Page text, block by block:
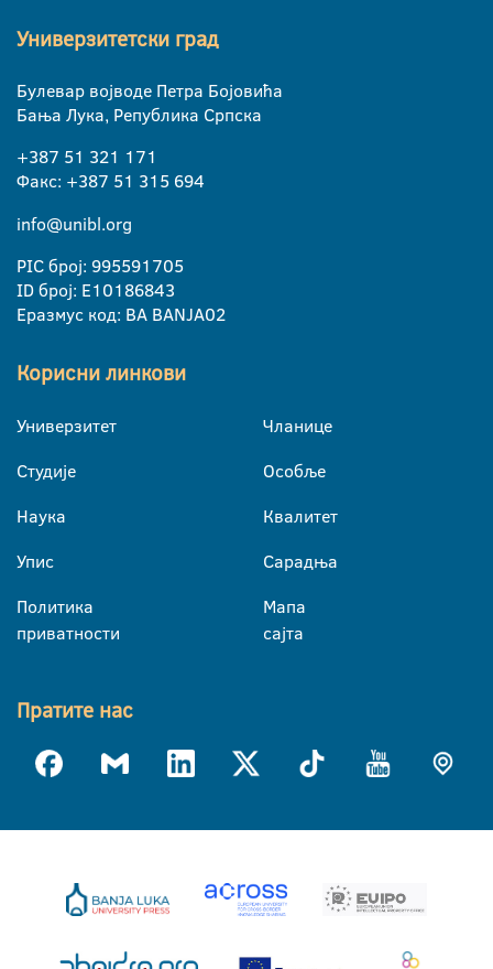
Универзитетски град
Булевар војводе Петра Бојовића
Бања Лука, Република Српска
+387 51 321 171
Факс: +387 51 315 694
info@unibl.org
PIC број: 995591705
ID број: E10186843
Еразмус код: BA BANJA02
Корисни линкови
Универзитет
Студије
Наука
Упис
Политика
приватности
Чланице
Особље
Квалитет
Сарадња
Мапа
сајта
Пратите нас